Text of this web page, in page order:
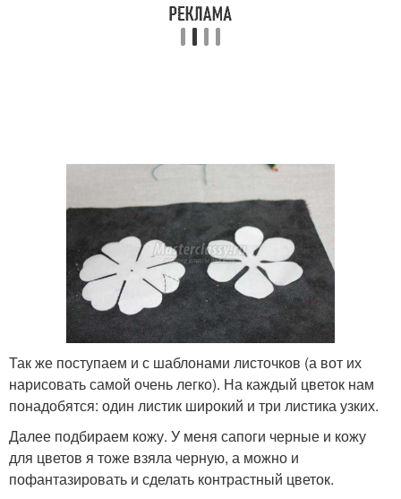
Так же поступаем и с шаблонами листочков (а вот их
нарисовать самой очень легко). На каждый цветок нам
понадобятся: один листик широкий и три листика узких.
Далее подбираем кожу. У меня сапоги черные и кожу
для цветов я тоже взяла черную, а можно и
пофантазировать и сделать контрастный цветок.